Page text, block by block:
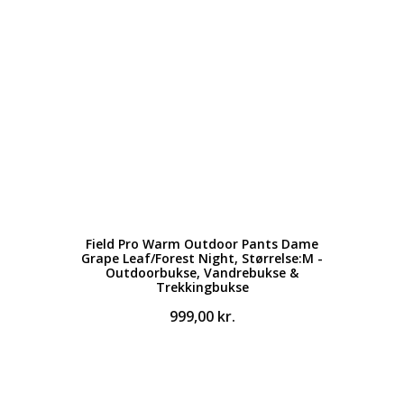
Field Pro Warm Outdoor Pants Dame
Grape Leaf/Forest Night, Størrelse:M -
Outdoorbukse, Vandrebukse &
Trekkingbukse
999,00 kr.